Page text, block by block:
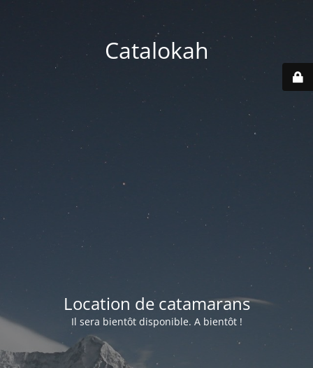
Catalokah
Location de catamarans
Il sera bientôt disponible. A bientôt !